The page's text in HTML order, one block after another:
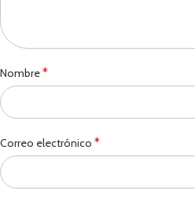
Nombre*
Correo electrónico *